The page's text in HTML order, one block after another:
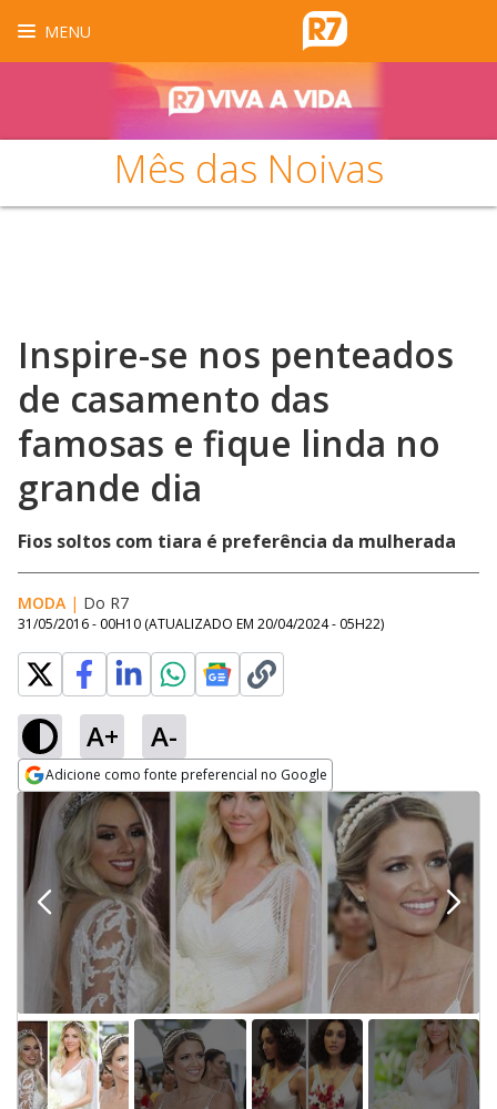
MENU
Mês das Noivas
Inspire-se nos penteados
de casamento das
famosas e fique linda no
grande dia
Fios soltos com tiara é preferência da mulherada
MODA | Do R7
31/05/2016 - 00H10 (ATUALIZADO EM 20/04/2024 - 05H22)
A+ A-
Adicione como fonte preferencial no Google
Opens in new window